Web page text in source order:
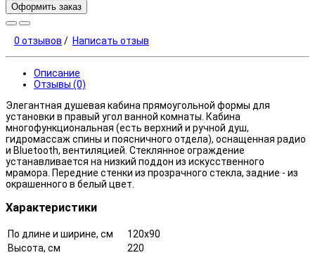
Оформить заказ
0 отзывов / Написать отзыв
Описание
Отзывы (0)
Элегантная душевая кабина прямоугольной формы для
установки в правый угол ванной комнаты. Кабина
многофункциональная (есть верхний и ручной душ,
гидромассаж спины и поясничного отдела), оснащенная радио
и Bluetooth, вентиляцией. Стеклянное ограждение
устанавливается на низкий поддон из искусственного
мрамора. Передние стенки из прозрачного стекла, задние - из
окрашенного в белый цвет.
Характеристики
По длине и ширине, см
120x90
Высота, см
220